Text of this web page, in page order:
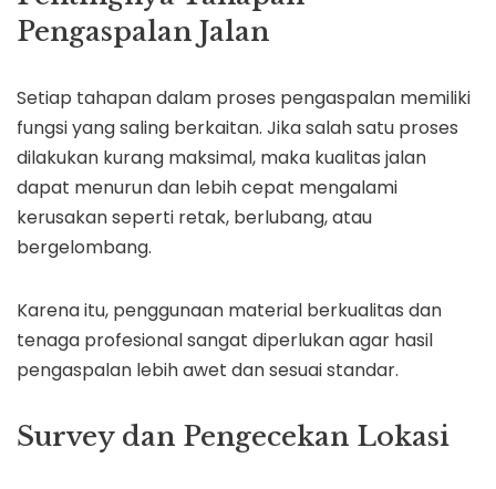
Pengaspalan Jalan
Setiap tahapan dalam proses pengaspalan memiliki
fungsi yang saling berkaitan. Jika salah satu proses
dilakukan kurang maksimal, maka kualitas jalan
dapat menurun dan lebih cepat mengalami
kerusakan seperti retak, berlubang, atau
bergelombang.
Karena itu, penggunaan material berkualitas dan
tenaga profesional sangat diperlukan agar hasil
pengaspalan lebih awet dan sesuai standar.
Survey dan Pengecekan Lokasi